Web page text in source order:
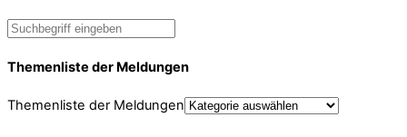
Themenliste der Meldungen
Themenliste der Meldungen